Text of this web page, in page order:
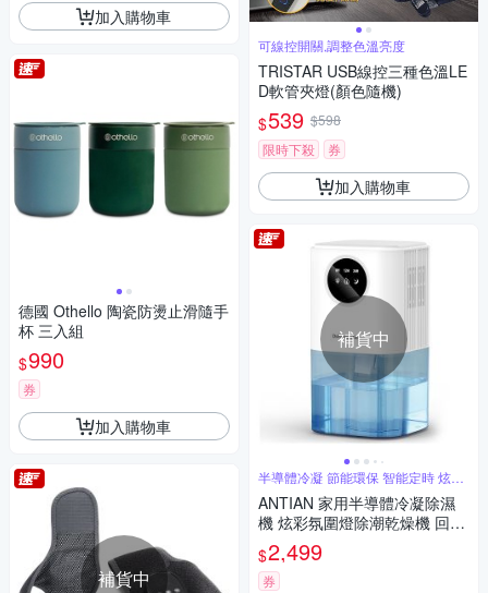
加入購物車
德國 Othello 陶瓷防燙止滑隨手
杯 三入組
$990
券
加入購物車
補貨中
可線控開關,調整色溫亮度
TRISTAR USB線控三種色溫LE
D軟管夾燈(顏色隨機)
$539 $598
限時下殺
券
加入購物車
補貨中
半導體冷凝 節能環保 智能定時 炫彩
燈
ANTIAN 家用半導體冷凝除濕
機 炫彩氛圍燈除潮乾燥機 回南
天吸濕機 防潮抽濕機 空氣清淨
機
$2,499
券